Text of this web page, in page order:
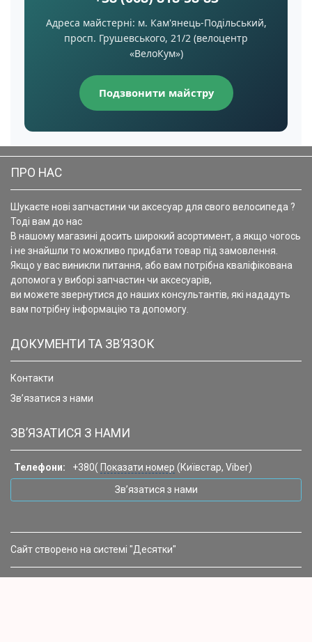
Адреса майстерні: м. Кам'янець-Подільський,
просп. Грушевського, 21/2 (велоцентр
«ВелоКум»)
Подзвонити майстру
ПРО НАС
Шукаєте нові запчастини чи аксесуар для свого велосипеда ?
Тоді вам до нас
В нашому магазині досить широкий асортимент, а якщо чогось
і не знайшли то можливо придбати товар під замовлення.
Якщо у вас виникли питання, або вам потрібна кваліфікована
допомога у виборі запчастин чи аксесуарів,
ви можете звернутися до наших консультантів, які нададуть
вам потрібну інформацію та допомогу.
ДОКУМЕНТИ ТА ЗВ’ЯЗОК
Контакти
Зв’язатися з нами
ЗВ’ЯЗАТИСЯ З НАМИ
Телефони: +380( Показати номер (Київстар, Viber)
Зв’язатися з нами
Сайт створено на системі "Десятки"